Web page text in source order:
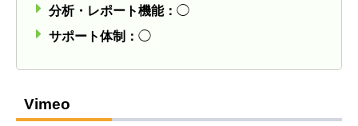
分析・レポート機能： ◯
サポート体制： ◯
Vimeo